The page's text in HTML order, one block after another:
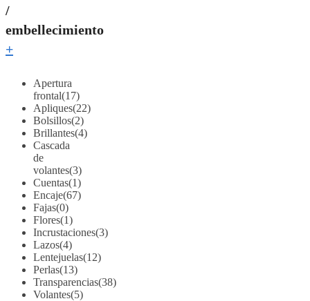
/
embellecimiento
+
Apertura
frontal(17)
Apliques(22)
Bolsillos(2)
Brillantes(4)
Cascada
de
volantes(3)
Cuentas(1)
Encaje(67)
Fajas(0)
Flores(1)
Incrustaciones(3)
Lazos(4)
Lentejuelas(12)
Perlas(13)
Transparencias(38)
Volantes(5)